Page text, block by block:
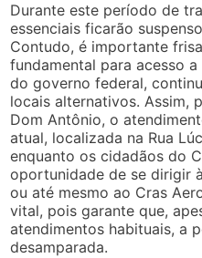
Durante este período de
essenciais ficarão
Contudo, é importante
fundamental para acesso
do governo federal,
locais alternativos. Assim,
Dom Antônio, o
atual, localizada na Rua
enquanto os cidadãos do
oportunidade de se dirigir
ou até mesmo ao Cras
vital, pois garante que,
atendimentos habituais, a
desamparada.